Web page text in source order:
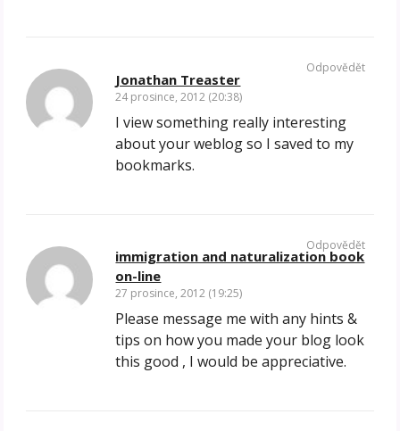
Jonathan Treaster
24 prosince, 2012 (20:38)
I view something really interesting
about your weblog so I saved to my
bookmarks.
Odpovědět
immigration and naturalization book
on-line
27 prosince, 2012 (19:25)
Please message me with any hints &
tips on how you made your blog look
this good , I would be appreciative.
Odpovědět